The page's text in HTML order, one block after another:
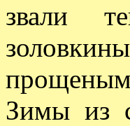
звали
Зимы из